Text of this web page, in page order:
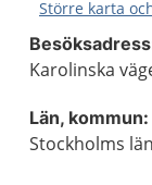
Större karta
Karolinska
Län, kommun:
Stockholms